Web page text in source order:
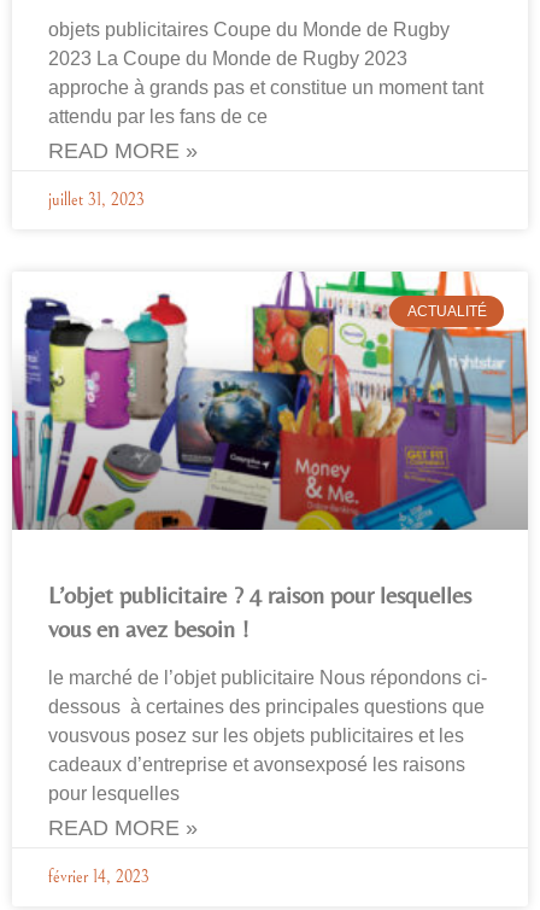
objets publicitaires Coupe du Monde de Rugby
2023 La Coupe du Monde de Rugby 2023
approche à grands pas et constitue un moment tant
attendu par les fans de ce
READ MORE »
juillet 31, 2023
ACTUALITÉ
L’objet publicitaire ? 4 raison pour lesquelles
vous en avez besoin !
le marché de l’objet publicitaire Nous répondons ci-
dessous à certaines des principales questions que
vousvous posez sur les objets publicitaires et les
cadeaux d’entreprise et avonsexposé les raisons
pour lesquelles
READ MORE »
février 14, 2023